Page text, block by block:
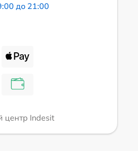
до 21:00
центр Indesit